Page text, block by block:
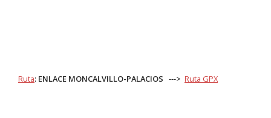
Ruta: ENLACE MONCALVILLO-PALACIOS ---> Ruta GPX